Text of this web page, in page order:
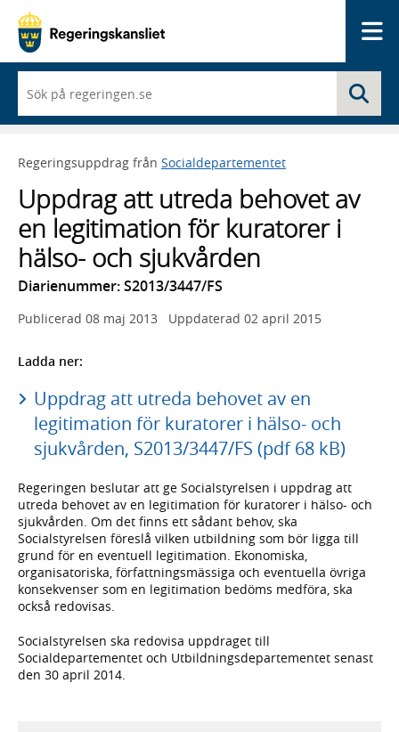
du
börjar
skriva
framträder
lista
med
sökförslag
Regeringsuppdrag från Socialdepartementet
Uppdrag att utreda behovet av
en legitimation för kuratorer i
hälso- och sjukvården
Diarienummer: S2013/3447/FS
Publicerad 08 maj 2013 Uppdaterad 02 april 2015
Ladda ner:
Uppdrag att utreda behovet av en
legitimation för kuratorer i hälso- och
sjukvården, S2013/3447/FS (pdf 68 kB)
Regeringen beslutar att ge Socialstyrelsen i uppdrag att
utreda behovet av en legitimation för kuratorer i hälso- och
sjukvården. Om det finns ett sådant behov, ska
Socialstyrelsen föreslå vilken utbildning som bör ligga till
grund för en eventuell legitimation. Ekonomiska,
organisatoriska, författningsmässiga och eventuella övriga
konsekvenser som en legitimation bedöms medföra, ska
också redovisas.
Socialstyrelsen ska redovisa uppdraget till
Socialdepartementet och Utbildningsdepartementet senast
den 30 april 2014.